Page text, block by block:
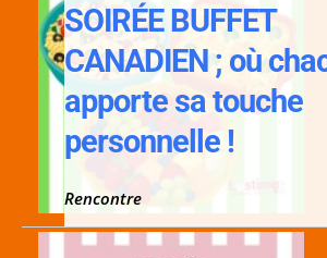
SOIRÉE BUFFET
CANADIEN ; où
apporte sa touche
personnelle !
Rencontre